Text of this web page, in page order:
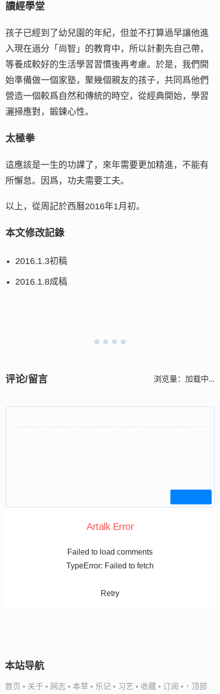
讀經學堂
孩子已經到了幼兒園的年紀，但並不打算過早讓他進
入現在過分「尚智」的教育中，所以計劃先自己帶，
等養成較好的生活學習習慣後再考慮。於是，我們開
始準備做一個家塾，聚幾個親友的孩子，共同爲他們
營造一個較爲自然和傳統的時空，從經典開始，學習
灑掃應對，鍛鍊心性。
太極拳
這應該是一生的功課了，來年需要更加精進，不能有
所懈怠。因爲，功夫需要工夫。
以上，從周記於西曆2016年1月初。
本文修改記錄
2016.1.3初稿
2016.1.8成稿
评论/留言 浏览量： 加载中...
Artalk Error
Failed to load comments
TypeError: Failed to fetch
Retry
本站导航
首页 • 关于 • 网志 • 本草 • 乐记 • 习艺 • 收藏 • 订阅 • ↑ 顶部